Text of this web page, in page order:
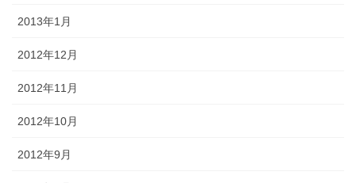
2013年1月
2012年12月
2012年11月
2012年10月
2012年9月